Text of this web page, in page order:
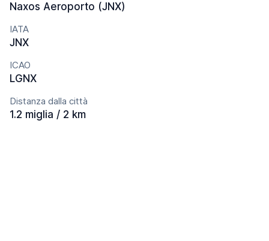
Naxos Aeroporto (JNX)
IATA
JNX
ICAO
LGNX
Distanza dalla città
1.2 miglia / 2 km